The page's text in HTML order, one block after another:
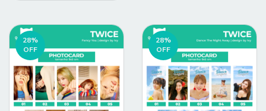
28%
OFF
28%
OFF